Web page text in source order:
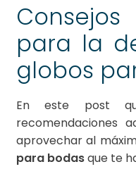
para la
globos
En este post
recomendaciones
aprovechar al
para bodasque te